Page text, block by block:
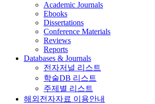
Academic Journals
Ebooks
Dissertations
Conference Materials
Reviews
Reports
Databases & Journals
전자저널 리스트
학술DB 리스트
주제별 리스트
해외전자자료 이용안내